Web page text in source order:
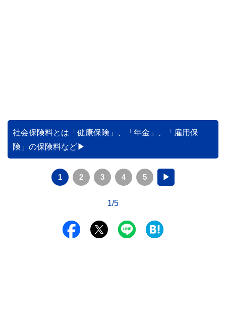
社会保険料とは「健康保険」、「年金」、「雇用保
険」の保険料など
1 2 3 4 5 ▶
1/5